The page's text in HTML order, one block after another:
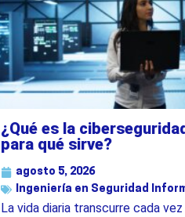
¿Qué es la
para qué sirve?
agosto 5, 2026
Ingeniería en Seguridad
La vida diaria transcurre cada